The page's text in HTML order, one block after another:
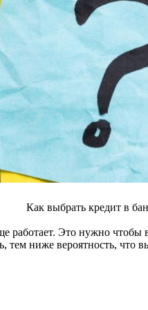
Как выбрать кредит в
работает. Это нужно
ниже вероятность,